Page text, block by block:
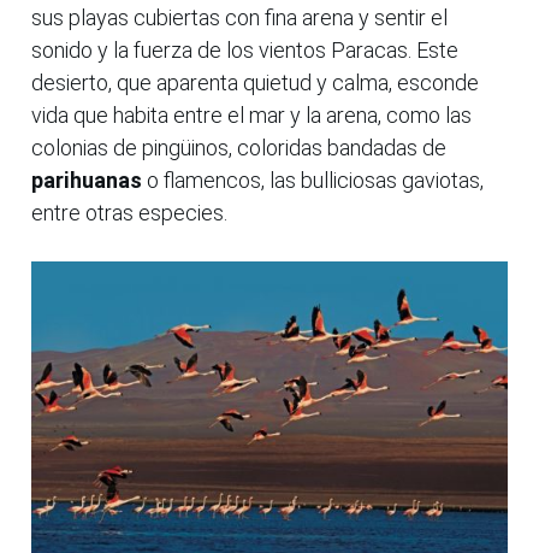
sus playas cubiertas con fina arena y sentir el
sonido y la fuerza de los vientos Paracas. Este
desierto, que aparenta quietud y calma, esconde
vida que habita entre el mar y la arena, como las
colonias de pingüinos, coloridas bandadas de
parihuanas o flamencos, las bulliciosas gaviotas,
entre otras especies.